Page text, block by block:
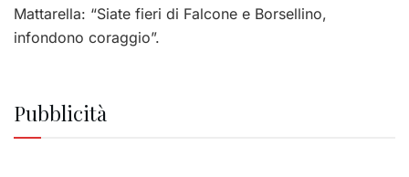
Mattarella: “Siate fieri di Falcone e Borsellino,
infondono coraggio”.
Pubblicità